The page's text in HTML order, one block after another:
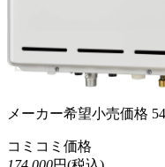
メーカー希望小売価格
コミコミ価格